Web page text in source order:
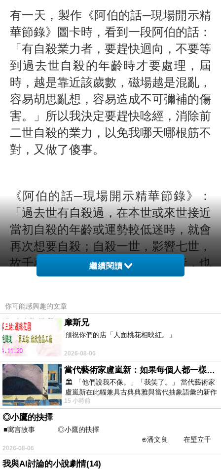
有一天，製作《阿伯的話─現場開示精
華節錄》圖卡時，看到一段阿伯的話：
「有自殺業力者，要趕快迴向，不要等
到過去世自殺的年齡時才要處理，屆
時，越是靠近該歲數，磁場越是混亂，
容易胡思亂想，容易造成不可彌補的傷
害。」所以我決定要趕快唸經，消除前
二世自殺的業力，以免我哪天哪根筋不
對，又做了傻事。
《阿伯的話─現場開示精華節錄》：
「過去世有自殺過，在本世或來世接近
當初自殺的年齡或運勢較低迷時，就會
再次想要自殺；自殺一世，影響七世，
故千萬不要自殺。曾有自殺業力者，也
不要氣餒，可誦經迴向化解此業力，而
阿賴耶識的影響，日後心性可漸漸光
明，自殺陰霾可一掃而空。」
我先前一直唸銷外道願和其他業力的經
文，昨天第一次唸前二世自殺的業力經
文，我唸《金剛經》之前先說：「慈悲
的佛菩薩，我現在要唸的這部《金剛
經》的功德，要迴向消除前二世因感情
因素上吊自殺的業力。」當我這句話一
繼續閱讀
你可能感興趣的文章
摩斯兄
預祝你們的店「人面桃花相映紅。」
2026-08-06
當代藝術家盧嵐新：如果每個人都一樣，這世界該有多無聊？
🏛️ 「他們說我不像。」「我笑了。」 當代藝術家
盧嵐新在此幅兼具古典典雅與當代抽象語彙的新作
中，以沈靜的藍色空間為背景，描繪了
15 小時前
◎小鷹的抉擇
■寓言故事 ◎小鷹的抉擇
⊕潘文良 在壁立千
仞的懸崖上，有一座遮天蔽
2026-08-06
我與AI討論的小說劇情(14)